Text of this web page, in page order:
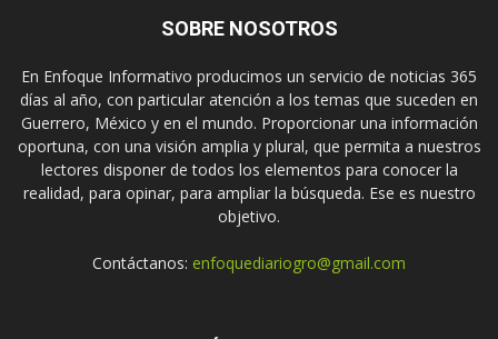
SOBRE NOSOTROS
En Enfoque Informativo producimos un servicio de noticias 365
días al año, con particular atención a los temas que suceden en
Guerrero, México y en el mundo. Proporcionar una información
oportuna, con una visión amplia y plural, que permita a nuestros
lectores disponer de todos los elementos para conocer la
realidad, para opinar, para ampliar la búsqueda. Ese es nuestro
objetivo.
Contáctanos: enfoquediariogro@gmail.com